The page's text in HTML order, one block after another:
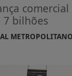
7 bilhões